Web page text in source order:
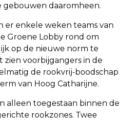
gebouwen daaromheen.
er enkele weken teams van
Groene Lobby rond om
op de nieuwe norm te
zien voorbijgangers in de
de rookvrij-boodschap
van Hoog Catharijne.
alleen toegestaan binnen de
rookzones. Twee